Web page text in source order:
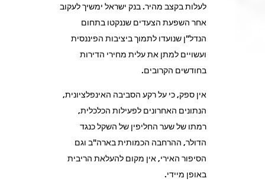
לעלות בקצב מהיר. בנק ישראל ימשיך לעקוב
אחר השפעת הצעדים שננקטו בתחום
הנדל"ן שנועדו לתמוך ביציבות הפיננסית
ועשויים למתן את עלית מחירי הדירות
בחודשים הקרובים.
אין ספק, כי על רקע הסביבה האינפלציונית,
הנתונים האחרונים לפעילות הכלכלית,
רמתו של שער החליפין של השקל כנגד
הדולר, ההרחבה הכמותית בארה"ב וגם
הסיפור האירי, אין מקום להעלאת הריבית
באופן מיידי.